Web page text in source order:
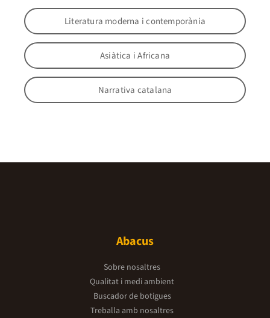
Literatura moderna i contemporània
Asiàtica i Africana
Narrativa catalana
Abacus
Sobre nosaltres
Qualitat i medi ambient
Buscador de botigues
Treballa amb nosaltres